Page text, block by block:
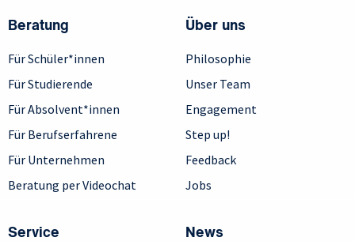
Beratung
Für Schüler*innen
Für Studierende
Für Absolvent*innen
Für Berufserfahrene
Für Unternehmen
Beratung per Videochat
Über uns
Philosophie
Unser Team
Engagement
Step up!
Feedback
Jobs
Service News